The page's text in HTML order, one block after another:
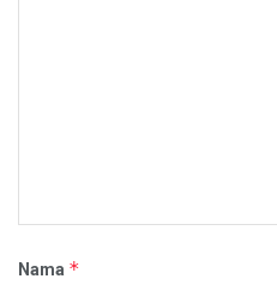
Nama *